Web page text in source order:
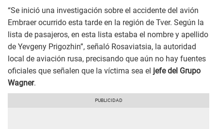
“Se inició una investigación sobre el accidente del avión
Embraer ocurrido esta tarde en la región de Tver. Según la
lista de pasajeros, en esta lista estaba el nombre y apellido
de Yevgeny Prigozhin”, señaló Rosaviatsia, la autoridad
local de aviación rusa, precisando que aún no hay fuentes
oficiales que señalen que la víctima sea el jefe del Grupo
Wagner.